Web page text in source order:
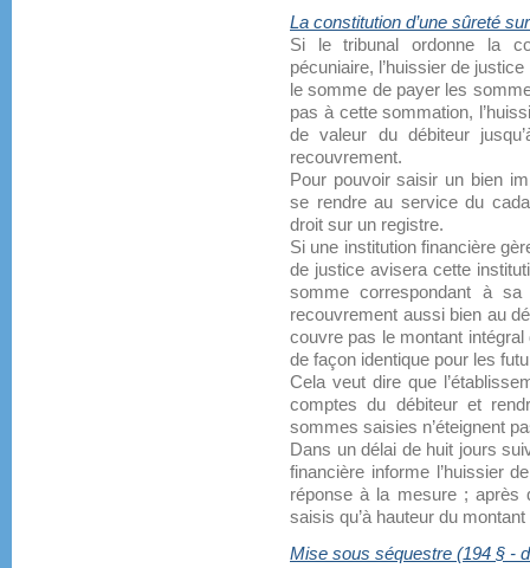
La constitution d’une sûreté
Si le tribunal ordonne la
pécuniaire, l’huissier de
le somme de payer les
pas à cette sommation,
de valeur du débiteur
recouvrement.
Pour pouvoir saisir un bien
se rendre au service du
droit sur un registre.
Si une institution financière
de justice avisera cette
somme correspondant à
recouvrement aussi bien au
couvre pas le montant intégral
de façon identique pour les
Cela veut dire que
comptes du débiteur et
sommes saisies n’éteignent
Dans un délai de huit jours
financière informe l’huissier
réponse à la mesure ; après
saisis qu’à hauteur du
Mise sous séquestre (194 § -